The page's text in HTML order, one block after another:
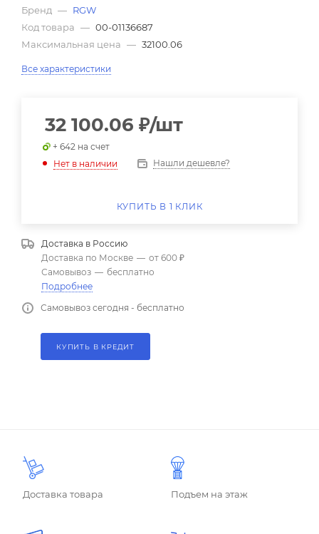
Бренд — RGW
Код товара — 00-01136687
Максимальная цена — 32100.06
Все характеристики
32 100.06 ₽/шт
+ 642 на счет
Нет в наличии
Нашли дешевле?
КУПИТЬ В 1 КЛИК
Доставка в Россию
Доставка по Москве — от 600 ₽
Самовывоз — бесплатно
Подробнее
Самовывоз сегодня - бесплатно
КУПИТЬ В КРЕДИТ
Доставка товара Подъем на этаж